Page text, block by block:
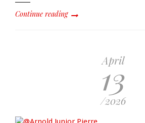
Continue reading
April
13
/2026